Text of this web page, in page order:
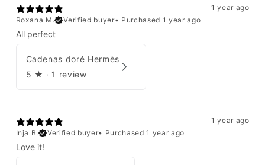
1 year ago
Roxana M.
Verified buyer• Purchased 1 year ago
All perfect
Cadenas doré Hermès
5 ★ · 1 review
1 year ago
Inja B.
Verified buyer• Purchased 1 year ago
Love it!